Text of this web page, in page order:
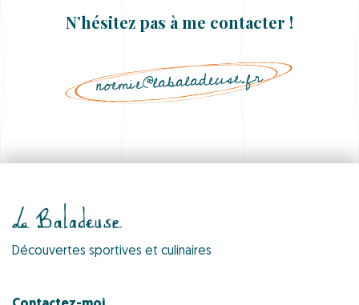
N’hésitez pas à me contacter !
noemie@labaladeuse.fr
Découvertes sportives et culinaires